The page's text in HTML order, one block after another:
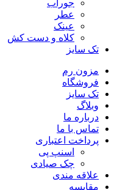
جوراب
عطر
عینک
کلاه و دست کش
تک سایز
مزون رم
فروشگاه
تک سایز
وبلاگ
درباره ما
تماس با ما
پرداخت اعتباری
اسنپ پی
چک صیادی
علاقه مندی
مقايسه